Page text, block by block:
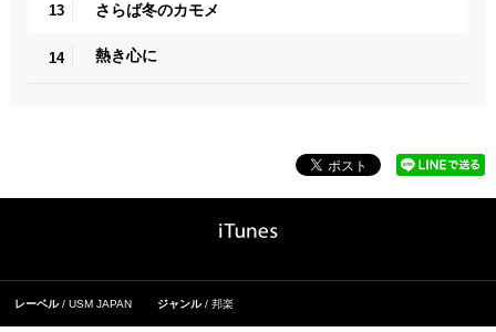
13 さらば冬のカモメ
14 熱き心に
レーベル USM JAPAN ジャンル 邦楽